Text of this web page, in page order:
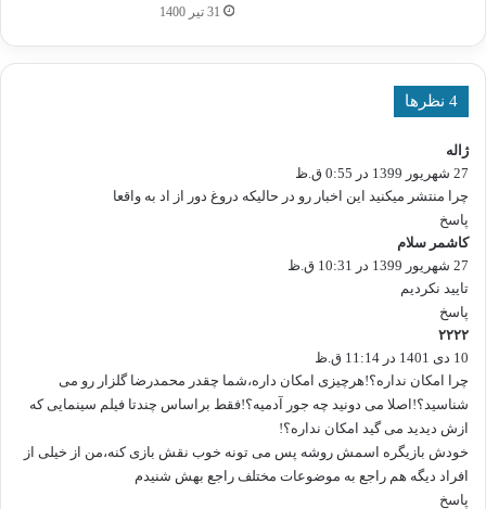
31 تیر 1400
‫4 نظرها
ژاله
ف
ت
:
27 شهریور 1399 در 0:55 ق.ظ
چرا منتشر میکنید این اخبار رو در حالیکه دروغ دور از اد به واقعا
پاسخ
کاشمر سلام
ف
27 شهریور 1399 در 10:31 ق.ظ
تایید نکردیم
پاسخ
۲۲۲۲
ف
ت
:
10 دی 1401 در 11:14 ق.ظ
چرا امکان نداره؟!هرچیزی امکان داره،شما چقدر محمدرضا گلزار رو می
شناسید؟!اصلا می دونید چه جور آدمیه؟!فقط براساس چندتا فیلم سینمایی که
ازش دیدید می گید امکان نداره؟!
خودش بازیگره اسمش روشه پس می تونه خوب نقش بازی کنه،من از خیلی از
افراد دیگه هم راجع به موضوعات مختلف راجع بهش شنیدم
پاسخ